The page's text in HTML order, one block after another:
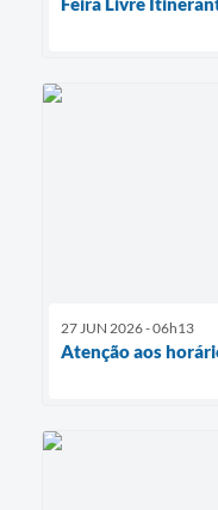
27 JUN 2026 - 06h13
Atenção aos